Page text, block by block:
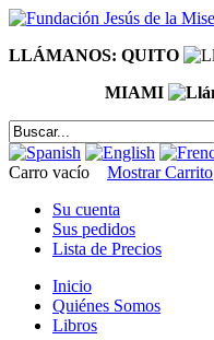
LLÁMANOS: QUITO
MIAMI
Carro vacío
Mostrar Carrito
Su cuenta
Sus pedidos
Lista de Precios
Inicio
Quiénes Somos
Libros